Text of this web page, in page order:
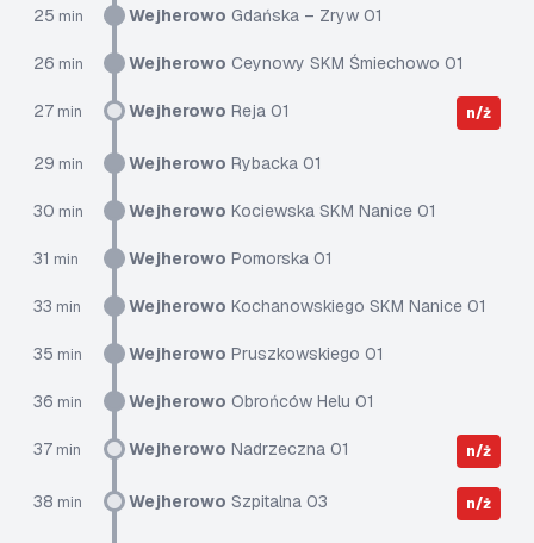
25 min Wejherowo Gdańska – Zryw 01
26 min Wejherowo Ceynowy SKM Śmiechowo 01
27 min Wejherowo Reja 01 n/ż
29 min Wejherowo Rybacka 01
30 min Wejherowo Kociewska SKM Nanice 01
31 min Wejherowo Pomorska 01
33 min Wejherowo Kochanowskiego SKM Nanice 01
35 min Wejherowo Pruszkowskiego 01
36 min Wejherowo Obrońców Helu 01
37 min Wejherowo Nadrzeczna 01 n/ż
38 min Wejherowo Szpitalna 03 n/ż